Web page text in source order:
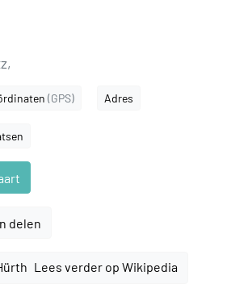
(GPS) Adres
delen
Lees verder op Wikipedia